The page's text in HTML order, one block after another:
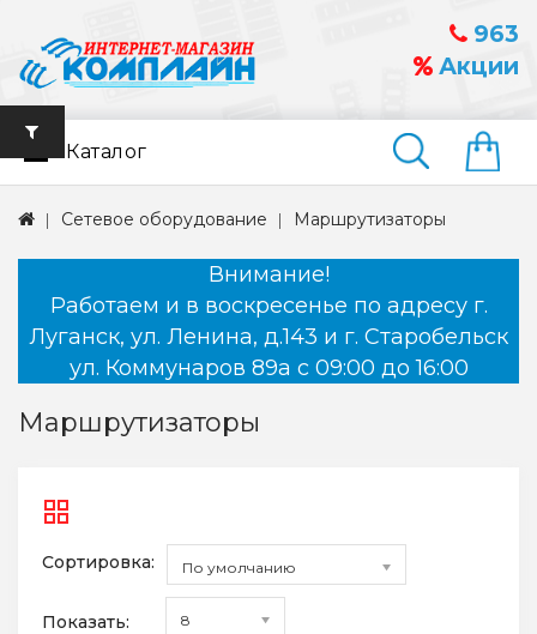
963
Акции
Найти
Каталог
Сетевое оборудование Маршрутизаторы
Внимание!
Работаем и в воскресенье по адресу г.
Луганск, ул. Ленина, д.143 и г. Старобельск
ул. Коммунаров 89а с 09:00 до 16:00
Маршрутизаторы
Сортировка: По умолчанию
Показать: 8